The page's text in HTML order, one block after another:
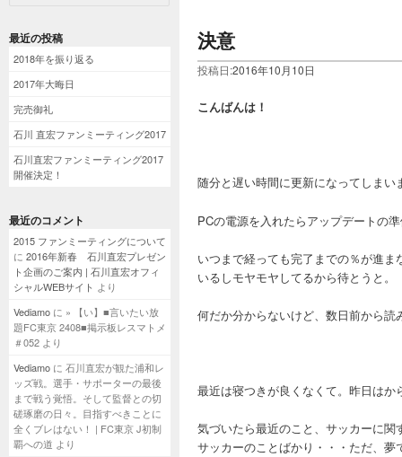
最近の投稿
2018年を振り返る
2017年大晦日
完売御礼
石川 直宏ファンミーティング2017
石川直宏ファンミーティング2017
開催決定！
最近のコメント
2015 ファンミーティングについて
に 2016年新春 石川直宏プレゼン
ト企画のご案内 | 石川直宏オフィ
シャルWEBサイト より
Vediamo に » 【い】■言いたい放
題FC東京 2408■掲示板レスマトメ
＃052 より
Vediamo に 石川直宏が観た浦和レ
ッズ戦。選手・サポーターの最後
まで戦う覚悟。そして監督との切
磋琢磨の日々。目指すべきことに
全くブレはない！ | FC東京 J初制
覇への道 より
決意
投稿日:2016年10月10日
こんばんは！
随分と遅い時間に更新になってしまい
PCの電源を入れたらアップデートの
いつまで経っても完了までの％が進
いるしモヤモヤしてるから待とうと。
何だか分からないけど、数日前から
最近は寝つきが良くなくて。昨日は
気づいたら最近のこと、サッカーに
サッカーのことばかり・・・ただ、